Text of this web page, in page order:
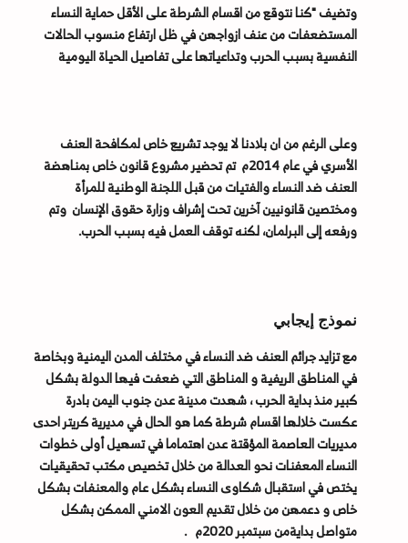
وتضيف "كنا نتوقع من اقسام الشرطة على الأقل حماية النساء
المستضعفات من عنف ازواجهن في ظل ارتفاع منسوب الحالات
النفسية بسبب الحرب وتداعياتها على تفاصيل الحياة اليومية
وعلى الرغم من ان بلادنا لا يوجد تشريع خاص لمكافحة العنف
الأسري في عام 2014م تم تحضير مشروع قانون خاص بمناهضة
العنف ضد النساء والفتيات من قبل اللجنة الوطنية للمرأة
ومختصين قانونيين آخرين تحت إشراف وزارة حقوق الإنسان وتم
ورفعه إلى البرلمان، لكنه توقف العمل فيه بسبب الحرب.
نموذج إيجابي
مع تزايد جرائم العنف ضد النساء في مختلف المدن اليمنية وبخاصة
في المناطق الريفية و المناطق التي ضعفت فيها الدولة بشكل
كبير منذ بداية الحرب ، شهدت مدينة عدن جنوب اليمن بادرة
عكست خلالها اقسام شرطة كما هو الحال في مديرية كريتر احدى
مديريات العاصمة المؤقتة عدن اهتماما في تسهيل أولى خطوات
النساء المعفنات نحو العدالة من خلال تخصيص مكتب تحقيقيات
يختص في استقبال شكاوى النساء بشكل عام والمعنفات بشكل
خاص و دعمهن من خلال تقديم العون الامني الممكن بشكل
متواصل بدايةمن سبتمبر 2020م .